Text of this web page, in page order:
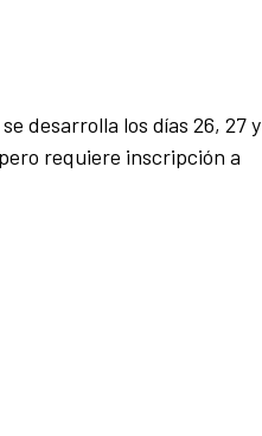
desarrolla los días 26, 27 y
requiere inscripción a